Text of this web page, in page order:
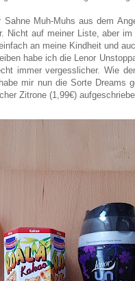
Muh-Muhs aus dem
Nicht auf meiner Liste, aber
an meine Kindheit und
habe ich die Lenor
immer vergesslicher. Wie
mir nun die Sorte Dreams
Zitrone (1,99€)